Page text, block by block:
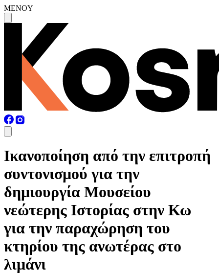
MENOY
Ικανοποίηση από την επιτροπή
συντονισμού για την
δημιουργία Μουσείου
νεώτερης Ιστορίας στην Κω
για την παραχώρηση του
κτηρίου της ανωτέρας στο
λιμάνι